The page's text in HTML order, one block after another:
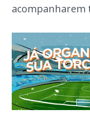
acompanharem